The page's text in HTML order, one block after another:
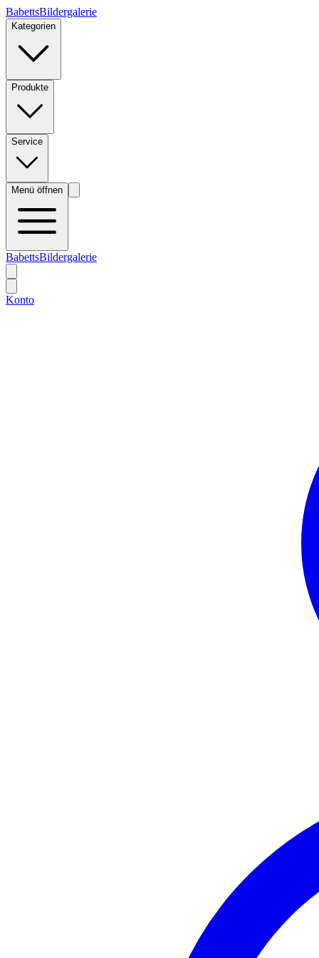
BabettsBildergalerie
Kategorien
Produkte
Service
Menü öffnen
BabettsBildergalerie
Konto